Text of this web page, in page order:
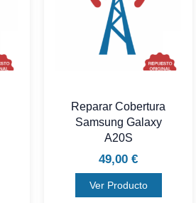
Reparar Cobertura
Samsung Galaxy
A20S
49,00 €
Ver Producto